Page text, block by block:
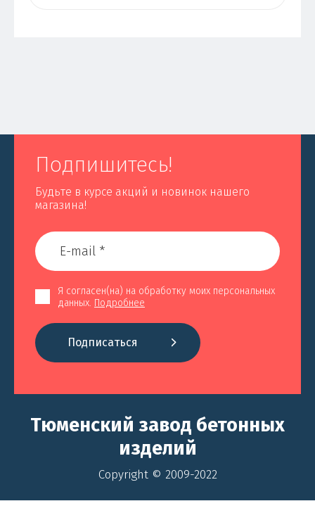
Подпишитесь!
Будьте в курсе акций и новинок нашего
магазина!
Я согласен(на) на обработку моих персональных
данных. Подробнее
Подписаться
Тюменский завод бетонных
изделий
Copyright © 2009-2022